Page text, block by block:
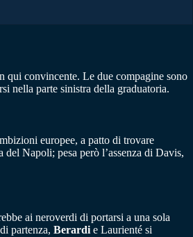
qui convincente. Le due compagine sono
nella parte sinistra della graduatoria.
europee, a patto di trovare
Napoli; pesa però l’assenza di Davis,
ai neroverdi di portarsi a una sola
partenza, Berardi e Laurienté si